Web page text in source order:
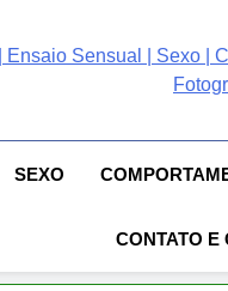
|
E
People!
SEXO
CONTATO E